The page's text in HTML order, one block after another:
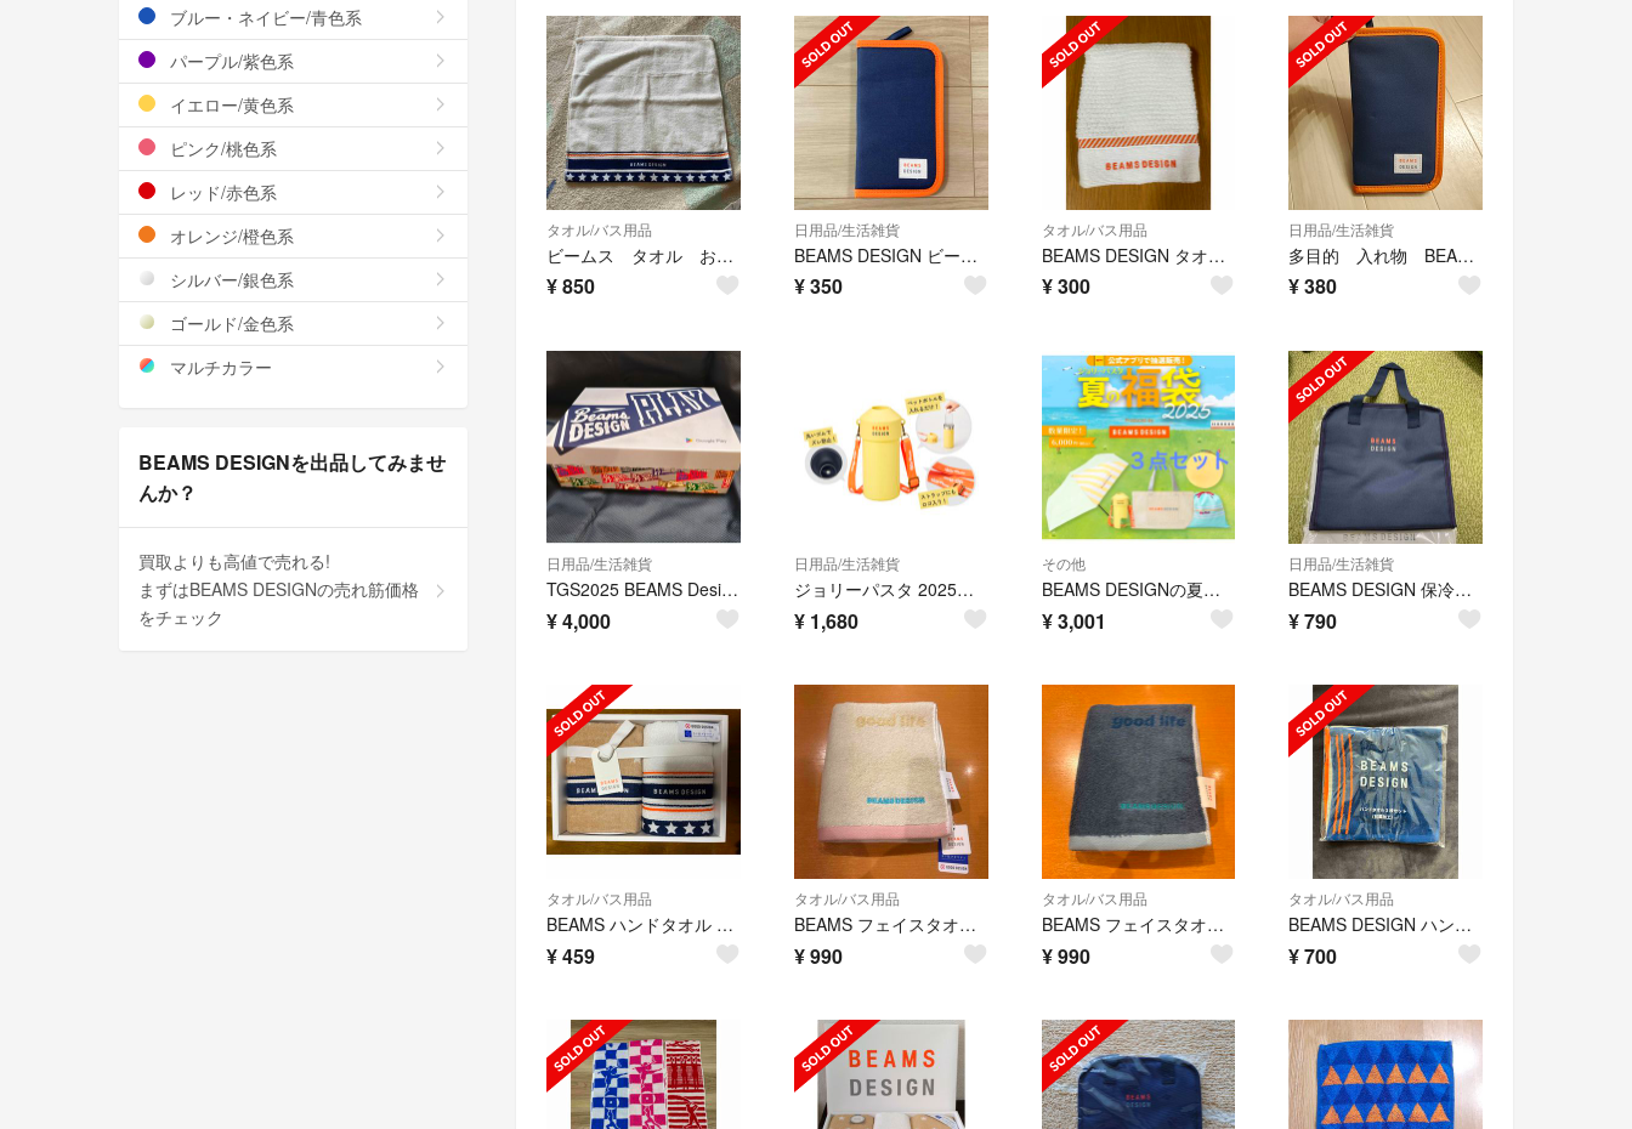
タオル/バス用品
ビームス タオル お値下げ致しました！
¥850
日用品/生活雑貨
BEAMS DESIGN ビームスデザイン 通帳ケース
¥350
タオル/バス用品
BEAMS DESIGN タオルハンカチ ホワイト
¥300
日用品/生活雑貨
多目的 入れ物 BEAMS DESIGN
¥380
日用品/生活雑貨
TGS2025 BEAMS Design トレジャーボックス
¥4,000
日用品/生活雑貨
ジョリーパスタ 2025夏の福袋 ステンレス製ペットボトルホルダー
¥ 1,680
その他
BEAMS DESIGNの夏の福袋2025 3点セット。
¥3,001
日用品/生活雑貨
BEAMS DESIGN 保冷・保温バッグ【非売品】
¥790
タオル/バス用品
BEAMS ハンドタオル 2枚セット箱なしで安い
¥459
タオル/バス用品
BEAMS フェイスタオルベージュ
¥990
タオル/バス用品
BEAMS フェイスタオルブルー
¥990
タオル/バス用品
BEAMS DESIGN ハンドタオル 3枚セット
¥700
ブルー・ネイビー/青色系
パープル/紫色系
イエロー/黄色系
ピンク/桃色系
レッド/赤色系
オレンジ/橙色系
シルバー/銀色系
ゴールド/金色系
マルチカラー
BEAMS DESIGNを出品してみませ
んか？
買取よりも高値で売れる!
まずはBEAMS DESIGNの売れ筋価格
をチェック